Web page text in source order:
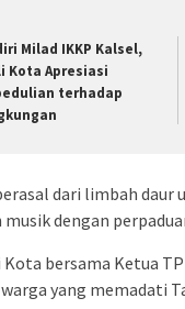
Milad IKKP Kalsel,
Kota Apresiasi
terhadap
dari limbah daur
dengan
bersama Ketua
yang memadati